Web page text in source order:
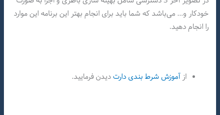
خودکار و… می‌باشد که شما باید برای انجام بهتر این برنامه این موارد
را انجام دهید.
ازآموزش شرط بندی دارتدیدن فرمایید.